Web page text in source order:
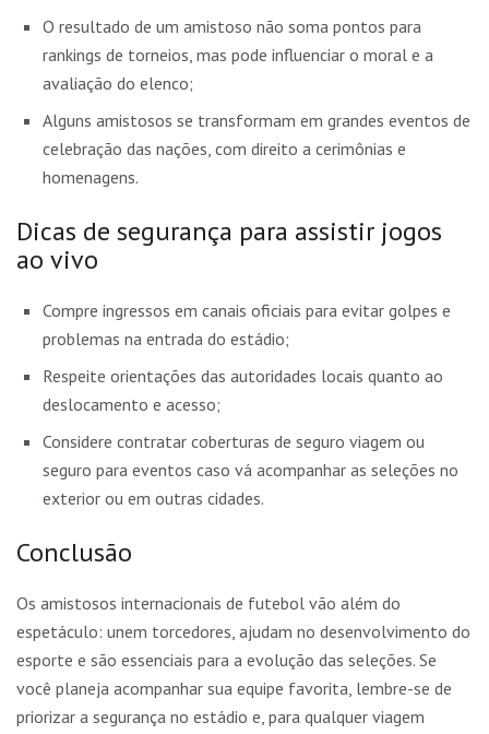
O resultado de um amistoso não soma pontos para
rankings de torneios, mas pode influenciar o moral e a
avaliação do elenco;
Alguns amistosos se transformam em grandes eventos de
celebração das nações, com direito a cerimônias e
homenagens.
Dicas de segurança para assistir jogos
ao vivo
Compre ingressos em canais oficiais para evitar golpes e
problemas na entrada do estádio;
Respeite orientações das autoridades locais quanto ao
deslocamento e acesso;
Considere contratar coberturas de seguro viagem ou
seguro para eventos caso vá acompanhar as seleções no
exterior ou em outras cidades.
Conclusão
Os amistosos internacionais de futebol vão além do
espetáculo: unem torcedores, ajudam no desenvolvimento do
esporte e são essenciais para a evolução das seleções. Se
você planeja acompanhar sua equipe favorita, lembre-se de
priorizar a segurança no estádio e, para qualquer viagem